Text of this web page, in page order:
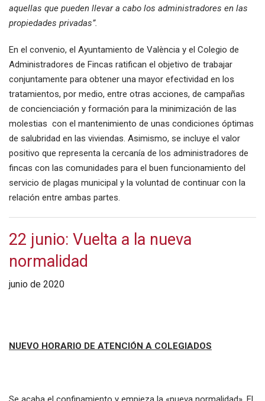
aquellas que pueden llevar a cabo los administradores en las
propiedades privadas”.
En el convenio, el Ayuntamiento de València y el Colegio de
Administradores de Fincas ratifican el objetivo de trabajar
conjuntamente para obtener una mayor efectividad en los
tratamientos, por medio, entre otras acciones, de campañas
de concienciación y formación para la minimización de las
molestias con el mantenimiento de unas condiciones óptimas
de salubridad en las viviendas. Asimismo, se incluye el valor
positivo que representa la cercanía de los administradores de
fincas con las comunidades para el buen funcionamiento del
servicio de plagas municipal y la voluntad de continuar con la
relación entre ambas partes.
22 junio: Vuelta a la nueva
normalidad
junio de 2020
NUEVO HORARIO DE ATENCIÓN A COLEGIADOS